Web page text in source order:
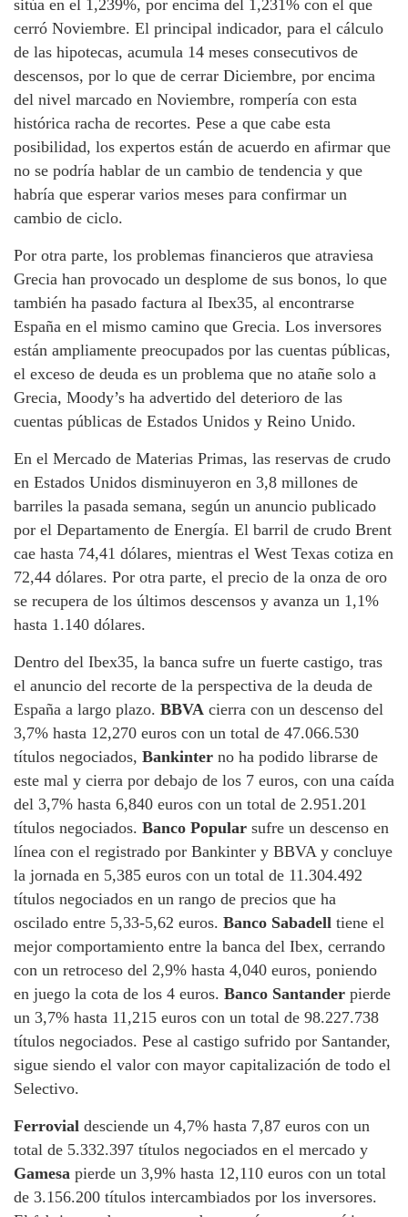
sitúa en el 1,239%, por encima del 1,231% con el que
cerró Noviembre. El principal indicador, para el cálculo
de las hipotecas, acumula 14 meses consecutivos de
descensos, por lo que de cerrar Diciembre, por encima
del nivel marcado en Noviembre, rompería con esta
histórica racha de recortes. Pese a que cabe esta
posibilidad, los expertos están de acuerdo en afirmar que
no se podría hablar de un cambio de tendencia y que
habría que esperar varios meses para confirmar un
cambio de ciclo.
Por otra parte, los problemas financieros que atraviesa
Grecia han provocado un desplome de sus bonos, lo que
también ha pasado factura al Ibex35, al encontrarse
España en el mismo camino que Grecia. Los inversores
están ampliamente preocupados por las cuentas públicas,
el exceso de deuda es un problema que no atañe solo a
Grecia, Moody’s ha advertido del deterioro de las
cuentas públicas de Estados Unidos y Reino Unido.
En el Mercado de Materias Primas, las reservas de crudo
en Estados Unidos disminuyeron en 3,8 millones de
barriles la pasada semana, según un anuncio publicado
por el Departamento de Energía. El barril de crudo Brent
cae hasta 74,41 dólares, mientras el West Texas cotiza en
72,44 dólares. Por otra parte, el precio de la onza de oro
se recupera de los últimos descensos y avanza un 1,1%
hasta 1.140 dólares.
Dentro del Ibex35, la banca sufre un fuerte castigo, tras
el anuncio del recorte de la perspectiva de la deuda de
España a largo plazo. BBVA cierra con un descenso del
3,7% hasta 12,270 euros con un total de 47.066.530
títulos negociados, Bankinter no ha podido librarse de
este mal y cierra por debajo de los 7 euros, con una caída
del 3,7% hasta 6,840 euros con un total de 2.951.201
títulos negociados. Banco Popular sufre un descenso en
línea con el registrado por Bankinter y BBVA y concluye
la jornada en 5,385 euros con un total de 11.304.492
títulos negociados en un rango de precios que ha
oscilado entre 5,33-5,62 euros. Banco Sabadell tiene el
mejor comportamiento entre la banca del Ibex, cerrando
con un retroceso del 2,9% hasta 4,040 euros, poniendo
en juego la cota de los 4 euros. Banco Santander pierde
un 3,7% hasta 11,215 euros con un total de 98.227.738
títulos negociados. Pese al castigo sufrido por Santander,
sigue siendo el valor con mayor capitalización de todo el
Selectivo.
Ferrovial desciende un 4,7% hasta 7,87 euros con un
total de 5.332.397 títulos negociados en el mercado y
Gamesa pierde un 3,9% hasta 12,110 euros con un total
de 3.156.200 títulos intercambiados por los inversores.